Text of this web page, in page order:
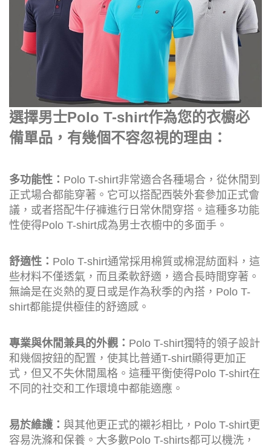
選擇男士Polo T-shirt作為您的衣櫥必
備單品，有幾個不容忽視的理由：
多功能性： Polo T-shirt非常適合各種場合，從休閒到
正式場合都能穿著。它可以搭配西裝外套參加正式會
議，或者搭配牛仔褲進行日常休閒穿搭。這種多功能
性使得Polo T-shirt成為男士衣櫥中的多面手。
舒適性： Polo T-shirt通常採用棉質或棉混紡面料，這
些材料不僅透氣，而且柔軟舒適，適合長時間穿著。
無論是在炎熱的夏日或是作為秋季的內搭，Polo T-
shirt都能提供極佳的舒適感。
專業與休閒兼具的外觀： Polo T-shirt獨特的領子設計
和幾個按鈕的配置，使其比普通T-shirt顯得更加正
式，但又不失休閒風格。這種平衡使得Polo T-shirt在
不同的社交和工作環境中都能適應。
易於維護： 與其他更正式的襯衫相比，Polo T-shirt更
容易洗滌和保養。大多數Polo T-shirts都可以機洗，